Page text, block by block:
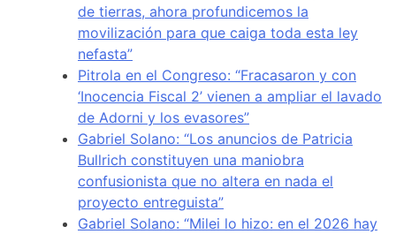
de tierras, ahora profundicemos la
movilización para que caiga toda esta ley
nefasta”
Pitrola en el Congreso: “Fracasaron y con
‘Inocencia Fiscal 2’ vienen a ampliar el lavado
de Adorni y los evasores”
Gabriel Solano: “Los anuncios de Patricia
Bullrich constituyen una maniobra
confusionista que no altera en nada el
proyecto entreguista”
Gabriel Solano: “Milei lo hizo: en el 2026 hay